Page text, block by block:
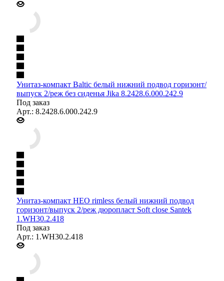
Унитаз-компакт Baltic белый нижний подвод горизонт/
выпуск 2/реж без сиденья Jika 8.2428.6.000.242.9
Под заказ
Арт.: 8.2428.6.000.242.9
Унитаз-компакт НЕО rimless белый нижний подвод
горизонт/выпуск 2/реж дюропласт Soft close Santek
1.WH30.2.418
Под заказ
Арт.: 1.WH30.2.418